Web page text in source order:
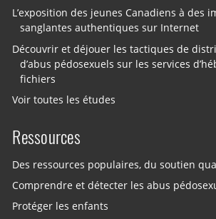
L’exposition des jeunes Canadiens à des
sanglantes authentiques sur Internet
Découvrir et déjouer les tactiques de
d’abus pédosexuels sur les services
fichiers
Voir toutes les études
Ressources
Des ressources populaires, du soutien
Comprendre et détecter les abus
Protéger les enfants